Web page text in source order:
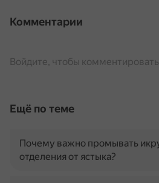
Комментарии
Войдите, чтобы комментировать
Ещё по теме
Почему важно промывать
отделения от ястыка?